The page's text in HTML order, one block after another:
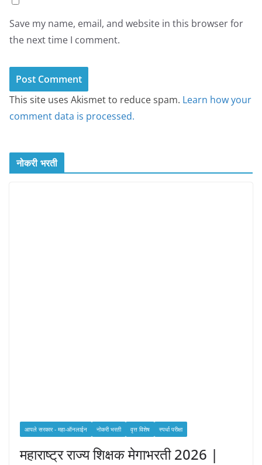
Save my name, email, and website in this browser for
the next time I comment.
This site uses Akismet to reduce spam. Learn how your
comment data is processed.
नोकरी भरती
आपले सरकार - महा-ऑनलाईन नोकरी भरती वृत्त विशेष स्पर्धा परीक्षा
महाराष्ट्र राज्य शिक्षक मेगाभरती 2026 |